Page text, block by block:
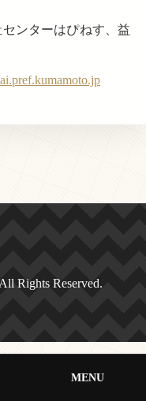
ンターはぴねす、益
Rights Reserved.
MENU